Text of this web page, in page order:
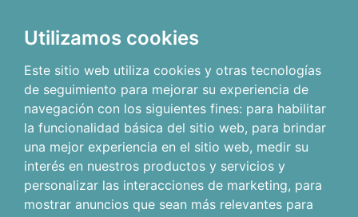
Utilizamos cookies
Este sitio web utiliza cookies y otras tecnologías
de seguimiento para mejorar su experiencia de
navegación con los siguientes fines: para habilitar
la funcionalidad básica del sitio web, para brindar
una mejor experiencia en el sitio web, medir su
interés en nuestros productos y servicios y
personalizar las interacciones de marketing, para
mostrar anuncios que sean más relevantes para